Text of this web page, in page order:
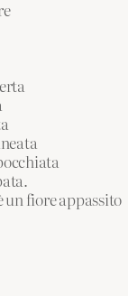
un fiore appassito